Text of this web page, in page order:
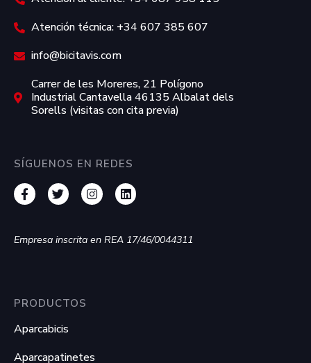
Atención técnica: +34 607 385 607
info@bicitavis.com
Carrer de les Moreres, 21 Polígono
Industrial Cantavella 46135 Albalat dels
Sorells (visitas con cita previa)
SÍGUENOS EN REDES
Empresa inscrita en REA 17/46/0044311
PRODUCTOS
Aparcabicis
Aparcapatinetes